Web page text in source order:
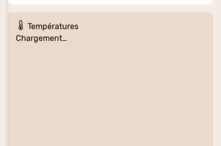
Températures
Chargement…